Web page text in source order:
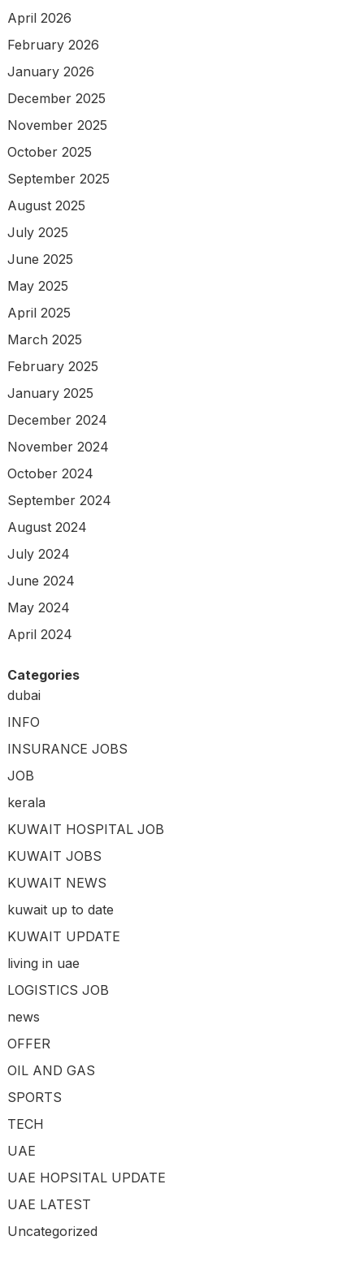
April 2026
February 2026
January 2026
December 2025
November 2025
October 2025
September 2025
August 2025
July 2025
June 2025
May 2025
April 2025
March 2025
February 2025
January 2025
December 2024
November 2024
October 2024
September 2024
August 2024
July 2024
June 2024
May 2024
April 2024
Categories
dubai
INFO
INSURANCE JOBS
JOB
kerala
KUWAIT HOSPITAL JOB
KUWAIT JOBS
KUWAIT NEWS
kuwait up to date
KUWAIT UPDATE
living in uae
LOGISTICS JOB
news
OFFER
OIL AND GAS
SPORTS
TECH
UAE
UAE HOPSITAL UPDATE
UAE LATEST
Uncategorized